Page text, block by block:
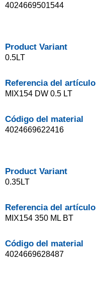
4024669501544
Product Variant
0.5LT
Referencia del artículo
MIX154 DW 0.5 LT
Código del material
4024669622416
Product Variant
0.35LT
Referencia del artículo
MIX154 350 ML BT
Código del material
4024669628487